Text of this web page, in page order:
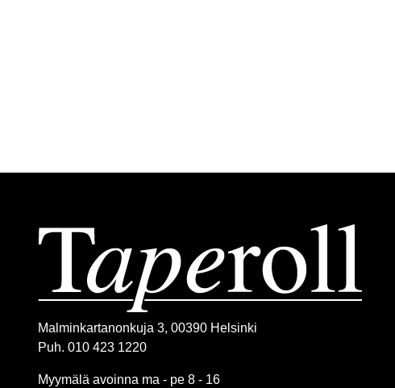
Malminkartanonkuja 3, 00390 Helsinki
Puh. 010 423 1220
Myymälä avoinna ma - pe 8 - 16